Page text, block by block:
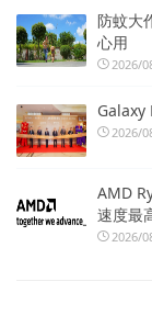
防蚊大
心用
2026/
2026/
AMD
速度最
2026/